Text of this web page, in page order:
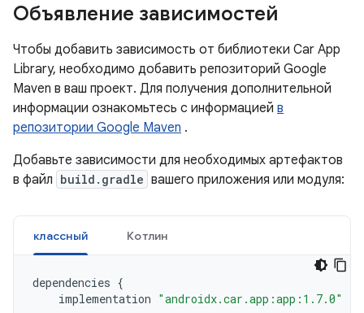
Объявление зависимостей
Чтобы добавить зависимость от библиотеки Car App
Library, необходимо добавить репозиторий Google
Maven в ваш проект. Для получения дополнительной
информации ознакомьтесь с информацией в
репозитории Google Maven .
Добавьте зависимости для необходимых артефактов
в файл build.gradle вашего приложения или модуля:
классный Котлин
dependencies {
implementation "androidx.car.app:app:1.7.0"